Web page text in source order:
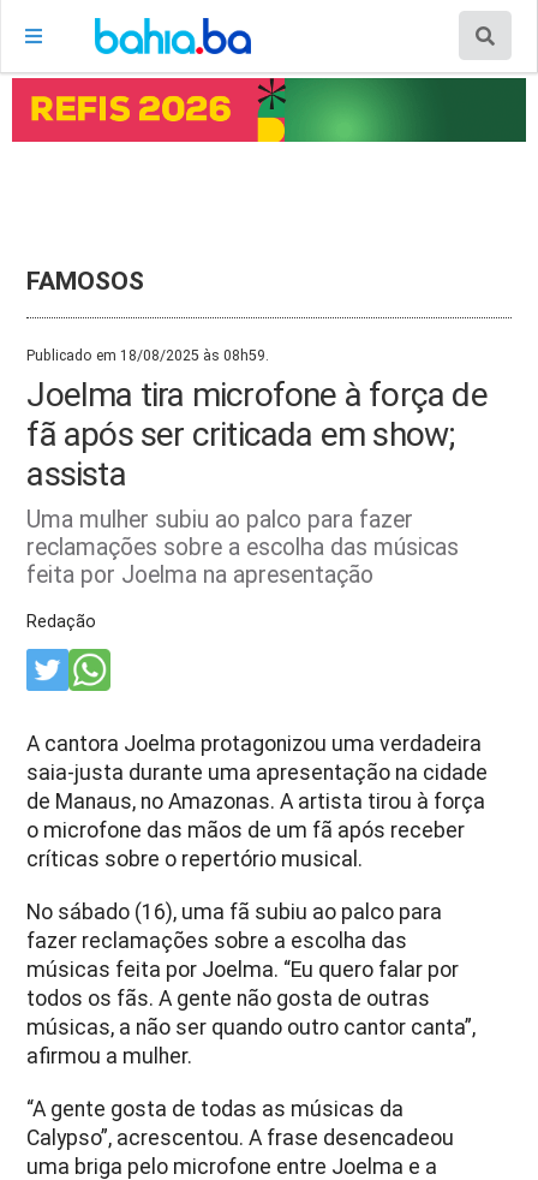
FAMOSOS
Publicado em 18/08/2025 às 08h59.
Joelma tira microfone à força de
fã após ser criticada em show;
assista
Uma mulher subiu ao palco para fazer
reclamações sobre a escolha das músicas
feita por Joelma na apresentação
Redação
A cantora Joelma protagonizou uma verdadeira
saia-justa durante uma apresentação na cidade
de Manaus, no Amazonas. A artista tirou à força
o microfone das mãos de um fã após receber
críticas sobre o repertório musical.
No sábado (16), uma fã subiu ao palco para
fazer reclamações sobre a escolha das
músicas feita por Joelma. “Eu quero falar por
todos os fãs. A gente não gosta de outras
músicas, a não ser quando outro cantor canta”,
afirmou a mulher.
“A gente gosta de todas as músicas da
Calypso”, acrescentou. A frase desencadeou
uma briga pelo microfone entre Joelma e a